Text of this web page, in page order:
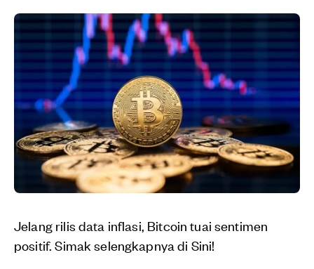
Jelang rilis data inflasi, Bitcoin tuai sentimen
positif. Simak selengkapnya di Sini!